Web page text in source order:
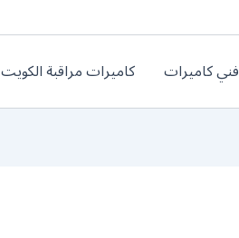
فني كاميرات كاميرات مراقبة الكويت